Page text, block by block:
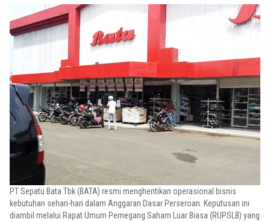
PT Sepatu Bata Tbk (BATA) resmi menghentikan operasional bisnis
kebutuhan sehari-hari dalam Anggaran Dasar Perseroan. Keputusan ini
diambil melalui Rapat Umum Pemegang Saham Luar Biasa (RUPSLB) yang